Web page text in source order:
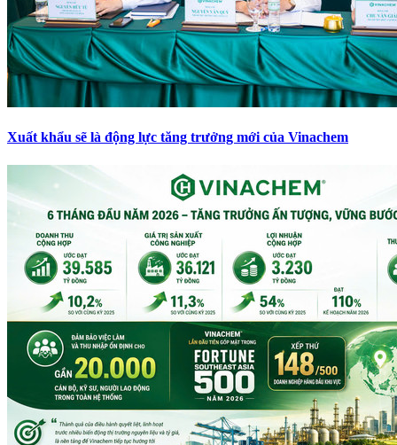
Xuất khẩu sẽ là động lực tăng trưởng mới của Vinachem